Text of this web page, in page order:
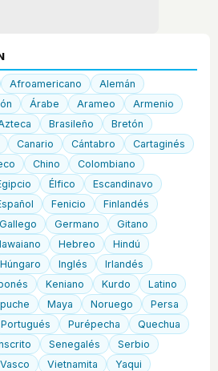
Afroamericano
Alemán
Árabe Arameo
Armenio
Brasileño
Bretón
Canario Cántabro
Cartaginés
Chino
Colombiano
Élfico
Escandinavo
Fenicio
Finlandés
Gallego Germano
Gitano
Hebreo
Hindú
Húngaro Inglés
Irlandés
Keniano Kurdo
Latino
Maya Noruego
Persa
Portugués Purépecha
Quechua
Senegalés
Serbio
Vasco Vietnamita
Yaqui